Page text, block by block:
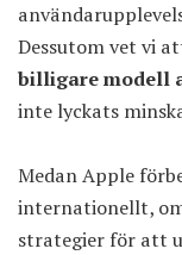
Dessutom vet vi
billigare modell
inte lyckats
Medan Apple
internationellt,
strategier för att